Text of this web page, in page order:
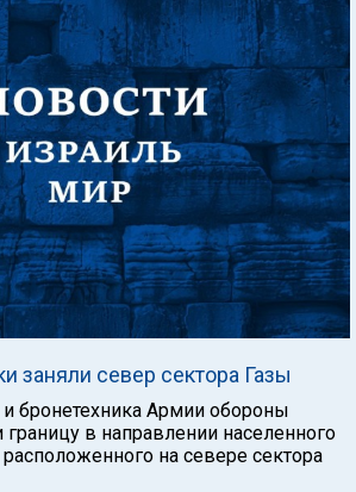
заняли север сектора Газы
бронетехника Армии обороны
в направлении населенного
на севере сектора